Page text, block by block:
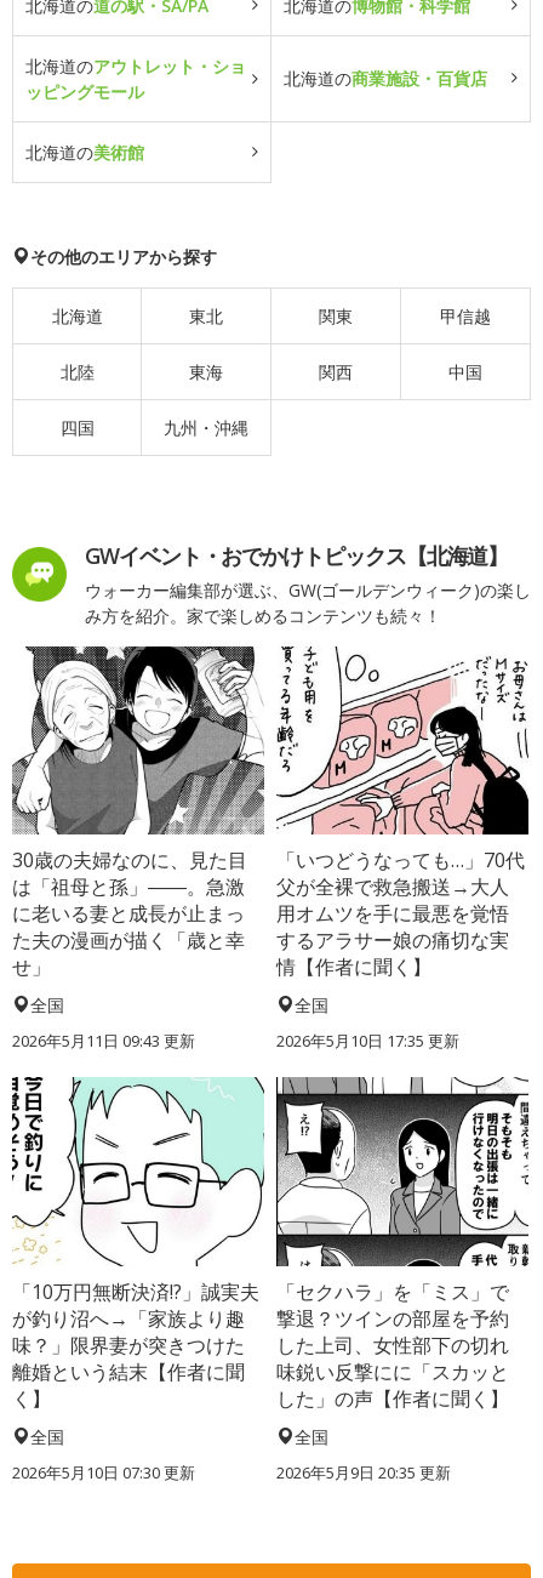
北海道の道の駅・SA/PA 北海道の博物館・科学館
北海道のアウトレット・ショ
ッピングモール
北海道の商業施設・百貨店
北海道の美術館
その他のエリアから探す
北海道 東北 関東 甲信越
北陸 東海 関西 中国
四国 九州・沖縄
GWイベント・おでかけトピックス【北海道】
ウォーカー編集部が選ぶ、GW(ゴールデンウィーク)の楽し
み方を紹介。家で楽しめるコンテンツも続々！
30歳の夫婦なのに、見た目
は「祖母と孫」――。急激
に老いる妻と成長が止まっ
た夫の漫画が描く「歳と幸
せ」
全国
2026年5月11日 09:43 更新
「いつどうなっても…」70代
父が全裸で救急搬送→大人
用オムツを手に最悪を覚悟
するアラサー娘の痛切な実
情【作者に聞く】
全国
2026年5月10日 17:35 更新
「10万円無断決済!?」誠実夫
が釣り沼へ→「家族より趣
味？」限界妻が突きつけた
離婚という結末【作者に聞
く】
全国
2026年5月10日 07:30 更新
「セクハラ」を「ミス」で
撃退？ツインの部屋を予約
した上司、女性部下の切れ
味鋭い反撃にに「スカッと
した」の声【作者に聞く】
全国
2026年5月9日 20:35 更新